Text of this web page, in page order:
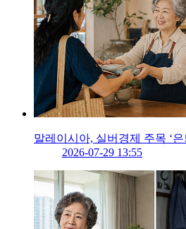
말레이시아, 실버경제 주목 ‘
2026-07-29 13:55